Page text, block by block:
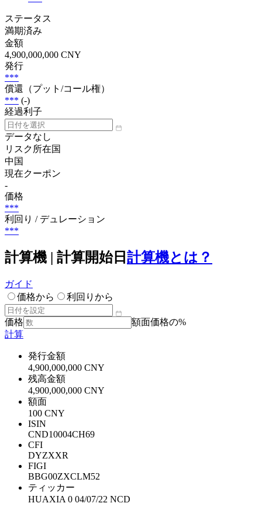
ステータス
満期済み
金額
4,900,000,000 CNY
発行
***
償還（プット/コール権）
*** (-)
経過利子
データなし
リスク所在国
中国
現在クーポン
-
価格
***
利回り / デュレーション
***
計算機 | 計算開始日 計算機とは？
ガイド
価格から
利回りから
価格
額面価格の%
計算
発行金額
4,900,000,000 CNY
残高金額
4,900,000,000 CNY
額面
100 CNY
ISIN
CND10004CH69
CFI
DYZXXR
FIGI
BBG00ZXCLM52
ティッカー
HUAXIA 0 04/07/22 NCD